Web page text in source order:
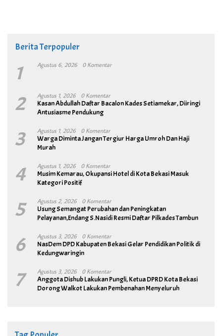
Berita Terpopuler
1 Agustus 6, 2026 0 Komentar
2 Agustus 1, 2026 0 Komentar
Kasan Abdullah Daftar Bacalon Kades Setiamekar, Diiringi
Antusiasme Pendukung
3 Agustus 1, 2026 0 Komentar
Warga Diminta Jangan Tergiur Harga Umroh Dan Haji
Murah
4 Agustus 1, 2026 0 Komentar
Musim Kemarau, Okupansi Hotel di Kota Bekasi Masuk
Kategori Positif
5 Agustus 2, 2026 0 Komentar
Usung Semangat Perubahan dan Peningkatan
Pelayanan,Endang S.Nasidi Resmi Daftar Pilkades Tambun
6 Agustus 3, 2026 0 Komentar
NasDem DPD Kabupaten Bekasi Gelar Pendidikan Politik di
Kedungwaringin
7 Agustus 3, 2026 0 Komentar
Anggota Dishub Lakukan Pungli, Ketua DPRD Kota Bekasi
Dorong Walkot Lakukan Pembenahan Menyeluruh